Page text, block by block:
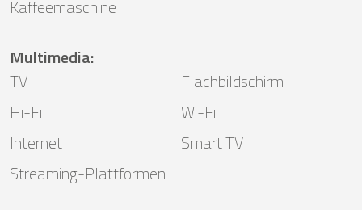
Kaffeemaschine
Multimedia:
TV
Flachbildschirm
Hi-Fi
Wi-Fi
Internet
Smart TV
Streaming-Plattformen